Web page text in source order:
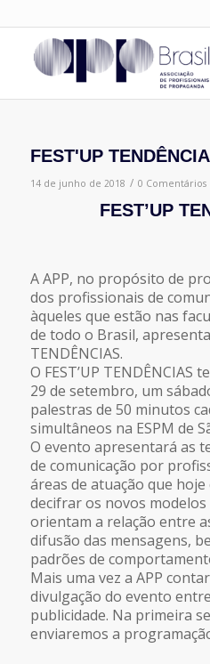
FEST'UP
14 de junho de 2018 / 0 Comentários
FEST’UP
A APP, no propósito de
dos profissionais de
àqueles que estão nas
de todo o Brasil, apresenta
TENDÊNCIAS.
O FEST’UP TENDÊNCIAS
29 de setembro, um
palestras de 50 minutos
simultâneos na ESPM de
O evento apresentará as
de comunicação por
áreas de atuação que
decifrar os novos
orientam a relação entre
difusão das mensagens,
padrões de
Mais uma vez a APP
divulgação do evento
publicidade. Na primeira
enviaremos a